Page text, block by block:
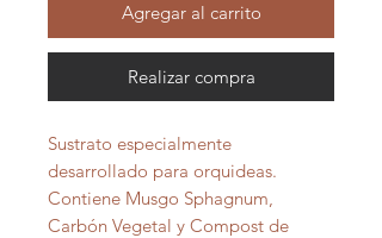
Agregar al carrito
Realizar compra
Sustrato especialmente
desarrollado para orquideas.
Contiene Musgo Sphagnum,
Carbón Vegetal y Compost de